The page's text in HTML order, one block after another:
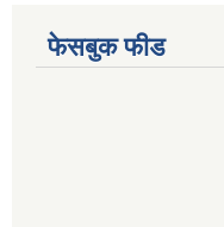
फेसबुक फीड